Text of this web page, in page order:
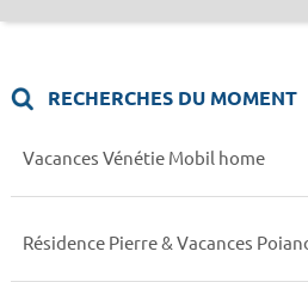
RECHERCHES DU MOMENT
Vacances Vénétie Mobil home
Résidence Pierre & Vacances